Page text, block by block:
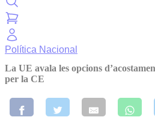
Política Nacional
La UE avala les opcions
per la CE